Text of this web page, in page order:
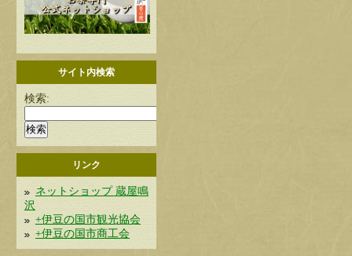
サイト内検索
検索:
リンク
ネットショップ 蔵屋鳴
沢
+伊豆の国市観光協会
+伊豆の国市商工会